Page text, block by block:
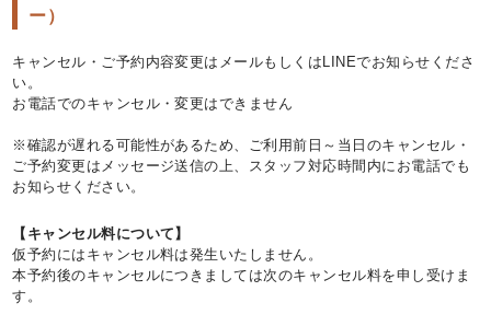
ー）
キャンセル・ご予約内容変更はメールもしくはLINEでお知らせくださ
い。
お電話でのキャンセル・変更はできません
※確認が遅れる可能性があるため、ご利用前日～当日のキャンセル・
ご予約変更はメッセージ送信の上、スタッフ対応時間内にお電話でも
お知らせください。
【キャンセル料について】
仮予約にはキャンセル料は発生いたしません。
本予約後のキャンセルにつきましては次のキャンセル料を申し受けま
す。